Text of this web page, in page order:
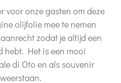
voor onze gasten om deze
olijfolie mee te nemen
zodat je altijd een
hebt. Het is een mooi
di Oto en als souvenir
.